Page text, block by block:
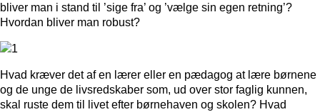
bliver man i stand til ’sige fra’ og ’vælge sin egen retning’?
Hvordan bliver man robust?
Hvad kræver det af en lærer eller en pædagog at lære børnene
og de unge de livsredskaber som, ud over stor faglig kunnen,
skal ruste dem til livet efter børnehaven og skolen? Hvad